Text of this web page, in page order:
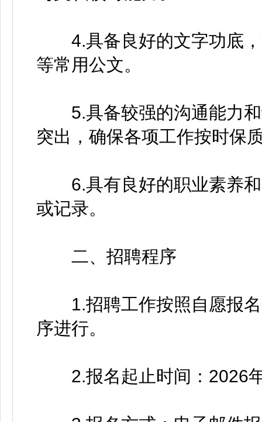
4.具备良好的文字功底，
等常用公文。
5.具备较强的沟通能力和
突出，确保各项工作按时保
6.具有良好的职业素养和
或记录。
二、招聘程序
1.招聘工作按照自愿报名
序进行。
2.报名起止时间：2026